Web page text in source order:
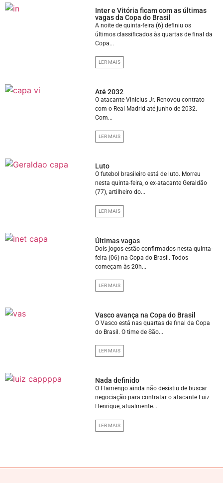
Inter e Vitória ficam com as últimas
vagas da Copa do Brasil
A noite de quinta-feira (6) definiu os
últimos classificados às quartas de final da
Copa...
LER MAIS
Até 2032
O atacante Vinicius Jr. Renovou contrato
com o Real Madrid até junho de 2032.
Com...
LER MAIS
Luto
O futebol brasileiro está de luto. Morreu
nesta quinta-feira, o ex-atacante Geraldão
(77), artilheiro do...
LER MAIS
Últimas vagas
Dois jogos estão confirmados nesta quinta-
feira (06) na Copa do Brasil. Todos
começam às 20h...
LER MAIS
Vasco avança na Copa do Brasil
O Vasco está nas quartas de final da Copa
do Brasil. O time de São...
LER MAIS
Nada definido
O Flamengo ainda não desistiu de buscar
negociação para contratar o atacante Luiz
Henrique, atualmente...
LER MAIS